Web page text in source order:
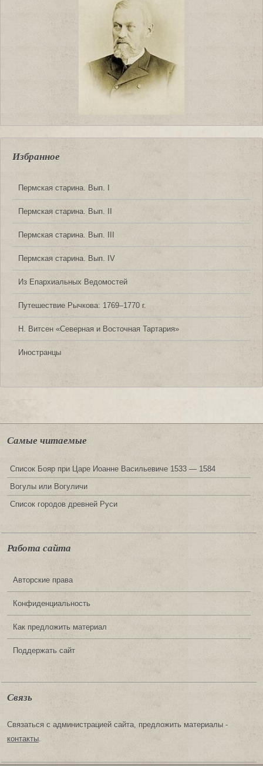
Избранное
Пермская старина. Вып. I
Пермская старина. Вып. II
Пермская старина. Вып. III
Пермская старина. Вып. IV
Из Епархиальных Ведомостей
Путешествие Рычкова: 1769‒1770 г.
Н. Витсен «Северная и Восточная Тартария»
Иностранцы
Самые читаемые
Список Бояр при Царе Иоанне Васильевиче 1533 — 1584
Вогулы или Вогуличи
Список городов древней Руси
Работа сайта
Авторские права
Конфиденциальность
Как предложить материал
Поддержать сайт
Связь
Связаться с администрацией сайта, предложить материалы -
контакты